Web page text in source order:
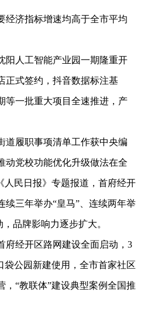
济指标增速均高于全市平均
人工智能产业园一期隆重开
正式签约，抖音数据标注基
等一批重大项目全速推进，产
履职事项清单工作获中央编
动党校功能优化升级做法在全
人民日报》专题报道，首府经开
续三年举办“皇马”、连续两年举
品牌影响力逐步扩大。
经开区路网建设全面启动，3
袋公园新建使用，全市首家社区
，“教联体”建设典型案例全国推